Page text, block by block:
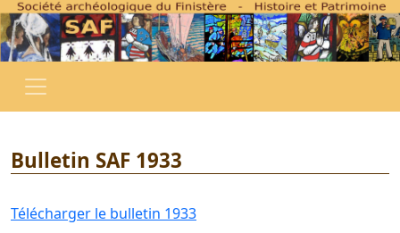
Bulletin SAF 1933
Télécharger le bulletin 1933